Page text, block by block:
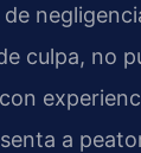
culpa, no
a